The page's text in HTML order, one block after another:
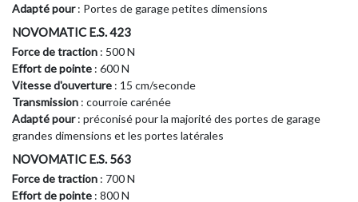
Adapté pour: Portes de garage petites dimensions
NOVOMATIC E.S. 423
Force de traction : 500 N
Effort de pointe : 600 N
Vitesse d'ouverture : 15 cm/seconde
Transmission : courroie carénée
Adapté pour: préconisé pour la majorité des portes de garage
grandes dimensions et les portes latérales
NOVOMATIC E.S. 563
Force de traction : 700 N
Effort de pointe : 800 N